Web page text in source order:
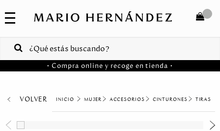
COLECCIONES
VENTAS
CORPORATIVAS COMPRAR
• Compra online y recoge en tienda •
VOLVER MUJER ACCESORIOS CINTURONES TIRAS